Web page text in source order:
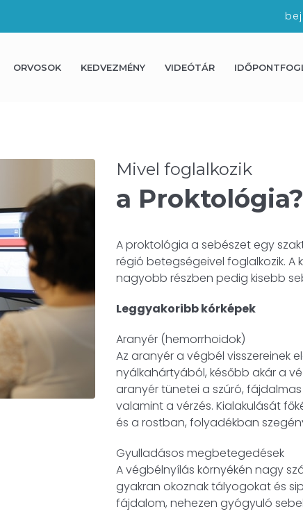
ORVOSOK KEDVEZMÉNY VIDEÓTÁR
Mivel foglalkozik
a Proktológia?
A proktológia a sebészet egy
régió betegségeivel foglalkozik. A
nagyobb részben pedig kisebb
Leggyakoribb kórképek
Aranyér (hemorrhoidok)
Az aranyér a végbél visszereinek
nyálkahártyából, később akár a
aranyér tünetei a szúró, fájdalmas
valamint a vérzés. Kialakulását
és a rostban, folyadékban
Gyulladásos megbetegedések
A végbélnyílás környékén nagy
gyakran okoznak tályogokat és
fájdalom, nehezen gyógyuló